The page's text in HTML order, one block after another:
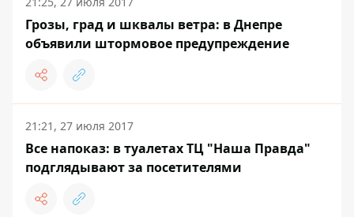
Грозы, град и шквалы ветра: в Днепре
объявили штормовое предупреждение
21:21, 27 июля 2017
Все напоказ: в туалетах ТЦ "Наша Правда"
подглядывают за посетителями